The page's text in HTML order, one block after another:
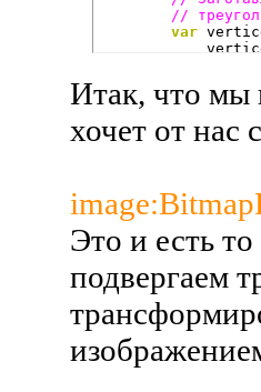
//
var
var
        canvas.
Итак, что мы
хочет от
Это и есть
подвергаем